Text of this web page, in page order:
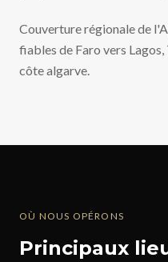
Couverture régionale de
fiables de Faro vers
côte algarve.
OÙ NOUS OPÉRONS
Principaux